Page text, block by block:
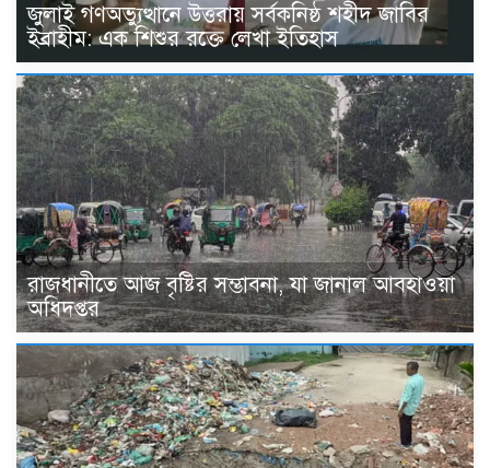
জুলাই গণঅভ্যুত্থানে উত্তরায় সর্বকনিষ্ঠ শহীদ জাবির
ইব্রাহীম: এক শিশুর রক্তে লেখা ইতিহাস
রাজধানীতে আজ বৃষ্টির সম্ভাবনা, যা জানাল আবহাওয়া
অধিদপ্তর